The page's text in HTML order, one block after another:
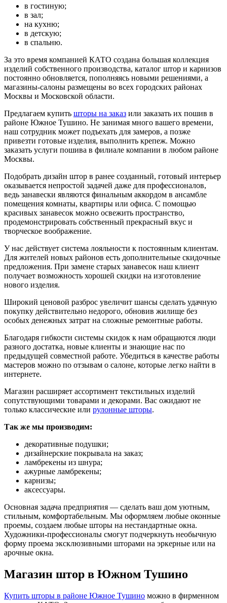
в гостиную;
в зал;
на кухню;
в детскую;
в спальню.
За это время компанией КАТО создана большая коллекция
изделий собственного производства, каталог штор и карнизов
постоянно обновляется, пополняясь новыми решениями, а
магазины-салоны размещены во всех городских районах
Москвы и Московской области.
Предлагаем купить шторы на заказ или заказать их пошив в
районе Южное Тушино. Не занимая много вашего времени,
наш сотрудник может подъехать для замеров, а позже
привезти готовые изделия, выполнить крепеж. Можно
заказать услуги пошива в филиале компании в любом районе
Москвы.
Подобрать дизайн штор в ранее созданный, готовый интерьер
оказывается непростой задачей даже для профессионалов,
ведь занавески являются финальным аккордом в ансамбле
помещения комнаты, квартиры или офиса. С помощью
красивых занавесок можно освежить пространство,
продемонстрировать собственный прекрасный вкус и
творческое воображение.
У нас действует система лояльности к постоянным клиентам.
Для жителей новых районов есть дополнительные скидочные
предложения. При замене старых занавесок наш клиент
получает возможность хорошей скидки на изготовление
нового изделия.
Широкий ценовой разброс увеличит шансы сделать удачную
покупку действительно недорого, обновив жилище без
особых денежных затрат на сложные ремонтные работы.
Благодаря гибкости системы скидок к нам обращаются люди
разного достатка, новые клиенты и знающие нас по
предыдущей совместной работе. Убедиться в качестве работы
мастеров можно по отзывам о салоне, которые легко найти в
интернете.
Магазин расширяет ассортимент текстильных изделий
сопутствующими товарами и декорами. Вас ожидают не
только классические или рулонные шторы.
Так же мы производим:
декоративные подушки;
дизайнерские покрывала на заказ;
ламбрекены из шнура;
ажурные ламбрекены;
карнизы;
аксессуары.
Основная задача предприятия — сделать ваш дом уютным,
стильным, комфортабельным. Мы оформляем любые оконные
проемы, создаем любые шторы на нестандартные окна.
Художники-профессионалы смогут подчеркнуть необычную
форму проема эксклюзивными шторами на эркерные или на
арочные окна.
Магазин штор в Южном Тушино
Купить шторы в районе Южное Тушино можно в фирменном